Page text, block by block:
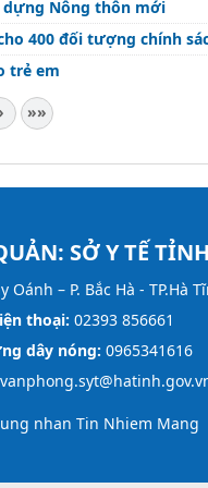
dựng Nông thôn mới
400 đối tượng chính
trẻ em
»»
SỞ Y TẾ
Oánh – P. Bắc Hà - TP.Hà
thoại: 02393 856661
dây nóng: 0965341616